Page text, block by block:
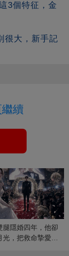
3個特征，金
很大，新手記
續
腿隱婚四年，他卻
，把救命摯愛當